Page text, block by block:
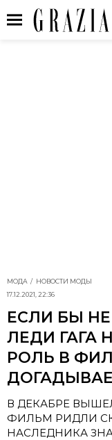
МОДА
НОВОСТИ МОДЫ
17.12.2021, 22:36
ЕСЛИ БЫ
ЛЕДИ ГАГА
РОЛЬ В
В ДЕКАБРЕ
ФИЛЬМ РИДЛИ
НАСЛЕДНИКА